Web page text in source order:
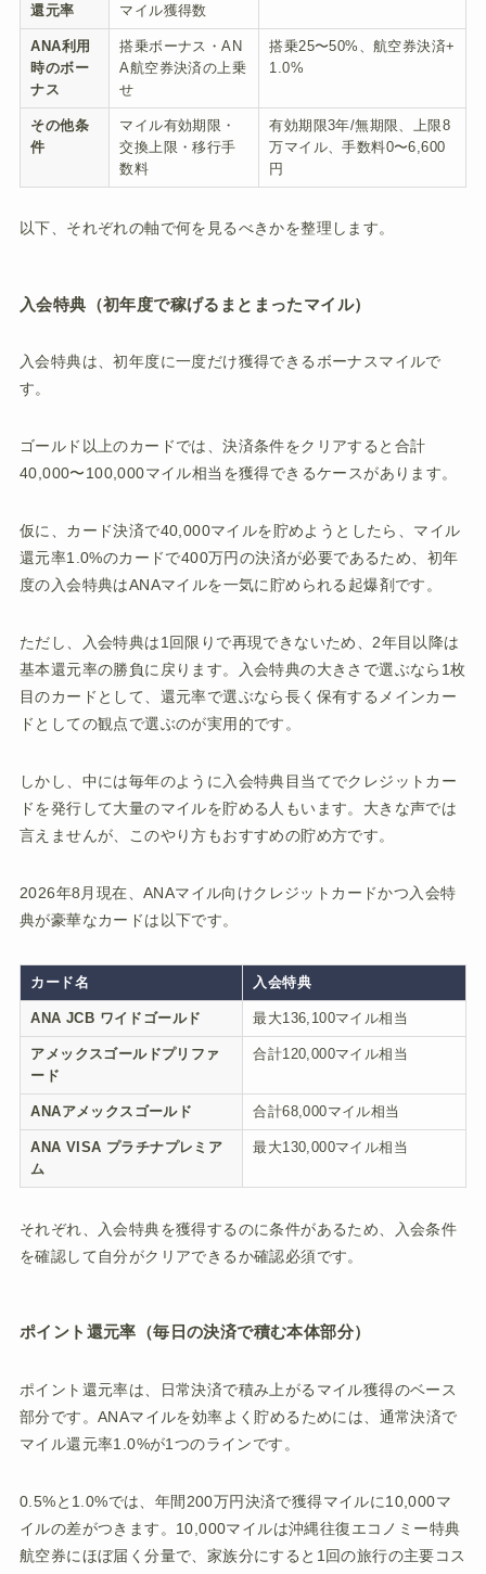
還元率
マイル獲得数
ANA利用
時のボー
ナス
搭乗ボーナス・AN
A航空券決済の上乗
せ
搭乗25〜50%、航空券決済+
1.0%
その他条
件
マイル有効期限・
交換上限・移行手
数料
有効期限3年/無期限、上限8
万マイル、手数料0〜6,600
円
以下、それぞれの軸で何を見るべきかを整理します。
入会特典（初年度で稼げるまとまったマイル）
入会特典は、初年度に一度だけ獲得できるボーナスマイルで
す。
ゴールド以上のカードでは、決済条件をクリアすると合計
40,000〜100,000マイル相当を獲得できるケースがあります。
仮に、カード決済で40,000マイルを貯めようとしたら、マイル
還元率1.0%のカードで400万円の決済が必要であるため、初年
度の入会特典はANAマイルを一気に貯められる起爆剤です。
ただし、入会特典は1回限りで再現できないため、2年目以降は
基本還元率の勝負に戻ります。入会特典の大きさで選ぶなら1枚
目のカードとして、還元率で選ぶなら長く保有するメインカー
ドとしての観点で選ぶのが実用的です。
しかし、中には毎年のように入会特典目当てでクレジットカー
ドを発行して大量のマイルを貯める人もいます。大きな声では
言えませんが、このやり方もおすすめの貯め方です。
2026年8月現在、ANAマイル向けクレジットカードかつ入会特
典が豪華なカードは以下です。
カード名 入会特典
ANA JCB ワイドゴールド 最大136,100マイル相当
アメックスゴールドプリファ
ード
合計120,000マイル相当
ANAアメックスゴールド 合計68,000マイル相当
ANA VISA プラチナプレミア
ム
最大130,000マイル相当
それぞれ、入会特典を獲得するのに条件があるため、入会条件
を確認して自分がクリアできるか確認必須です。
ポイント還元率（毎日の決済で積む本体部分）
ポイント還元率は、日常決済で積み上がるマイル獲得のベース
部分です。ANAマイルを効率よく貯めるためには、通常決済で
マイル還元率1.0%が1つのラインです。
0.5%と1.0%では、年間200万円決済で獲得マイルに10,000マ
イルの差がつきます。10,000マイルは沖縄往復エコノミー特典
航空券にほぼ届く分量で、家族分にすると1回の旅行の主要コス